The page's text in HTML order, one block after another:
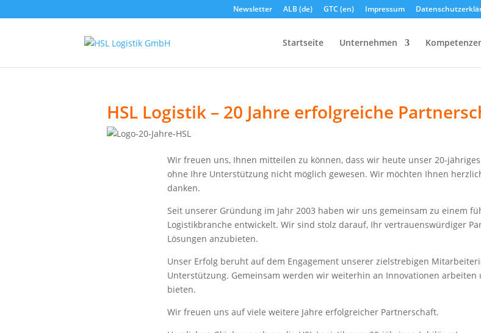
Newsletter ALB (de) GTC (en) Impressum
Startseite Unternehmen
HSL Logistik – 20 Jahre erfolgreiche
Wir freuen uns, Ihnen mitteilen zu können, dass wir heute unser 20-
ohne Ihre Unterstützung nicht möglich gewesen. Wir möchten Ihnen
danken.
Seit unserer Gründung im Jahr 2003 haben wir uns gemeinsam zu einem
Logistikbranche entwickelt. Wir sind stolz darauf, Ihr vertrauenswürdiger
Lösungen anzubieten.
Unser Erfolg beruht auf dem Engagement unserer zielstrebigen
Unterstützung. Gemeinsam werden wir weiterhin an Innovationen arbeiten
bieten.
Wir freuen uns auf viele weitere Jahre erfolgreicher Partnerschaft.